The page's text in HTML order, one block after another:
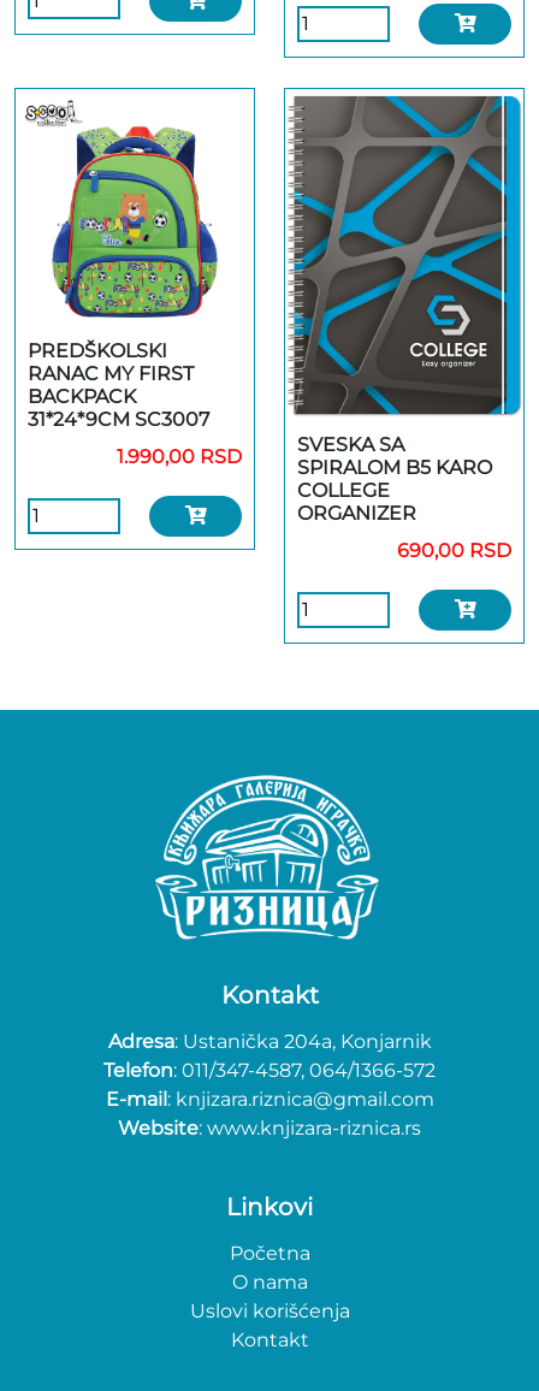
PREDŠKOLSKI
RANAC MY FIRST
BACKPACK
31*24*9CM SC3007
1.990,00 RSD
SVESKA SA
SPIRALOM B5 KARO
COLLEGE
ORGANIZER
690,00 RSD
Kontakt
Adresa: Ustanička 204a, Konjarnik
Telefon: 011/347-4587, 064/1366-572
E-mail : knjizara.riznica@gmail.com
Website: www.knjizara-riznica.rs
Linkovi
Početna
O nama
Uslovi korišćenja
Kontakt